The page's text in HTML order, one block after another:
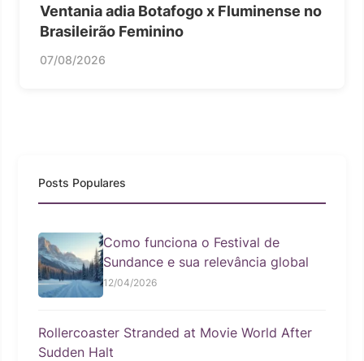
Ventania adia Botafogo x Fluminense no
Brasileirão Feminino
07/08/2026
Posts Populares
Como funciona o Festival de
Sundance e sua relevância global
12/04/2026
Rollercoaster Stranded at Movie World After
Sudden Halt